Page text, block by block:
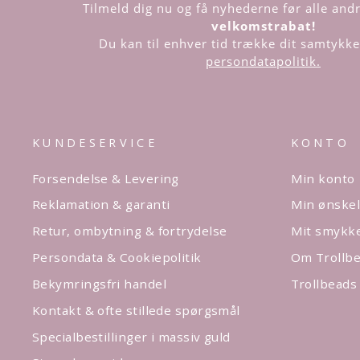
Tilmeld dig nu og få nyhederne før alle
velkomstrabat!
Du kan til enhver tid trække dit
persondatapolitik.
KUNDESERVICE
Forsendelse & Levering
Reklamation & garanti
Retur, ombytning & fortrydelse
Persondata & Cookiepolitik
Bekymringsfri handel
Kontakt & ofte stillede spørgsmål
Specialbestillinger i massiv guld
KONTO
Min konto
Min
Mit
Om
Trollbeads